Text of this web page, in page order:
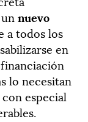
nuevo
a todos los
en
lo necesitan
especial